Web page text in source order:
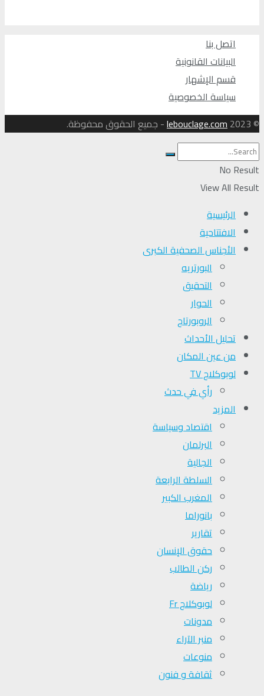
اتصل بنا
البيانات القانونية
قسم الإشهار
سياسة الخصوصية
© 2023
lebouclage.com- جميع الحقوق محفوظة.
No Result
View All Result
الرئيسية
الافتتاحية
الأجناس الصحفية الكبرى
البورتريه
التحقیق
الحوار
الروبورتاج
تحلیل الأحداث
من عين المكان
لوبوكلاج TV
رأي في حدث
المزيد
اقتصاد وسياسة
البرلمان
الجالية
السلطة الرابعة
المغرب الكبير
بانوراما
تقارير
حقوق الإنسان
ركن الطالب
رياضة
لوبوكلاج Fr
مدونات
منبر الآراء
منوعات
ثقافة و فنون